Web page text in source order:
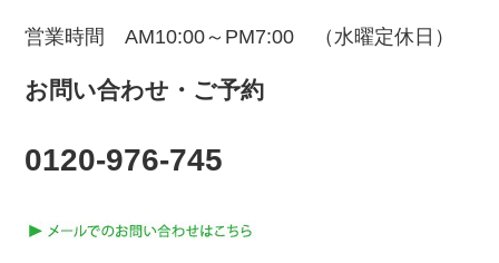
営業時間 AM10:00～PM7:00 （水曜定休日）
お問い合わせ・ご予約
0120-976-745